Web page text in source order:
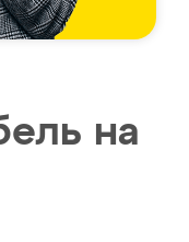
на